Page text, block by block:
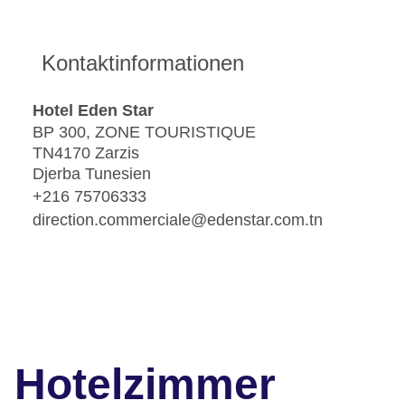
Kontaktinformationen
Hotel Eden Star
BP 300, ZONE TOURISTIQUE
TN4170 Zarzis
Djerba Tunesien
+216 75706333
direction.commerciale@edenstar.com.tn
Hotelzimmer